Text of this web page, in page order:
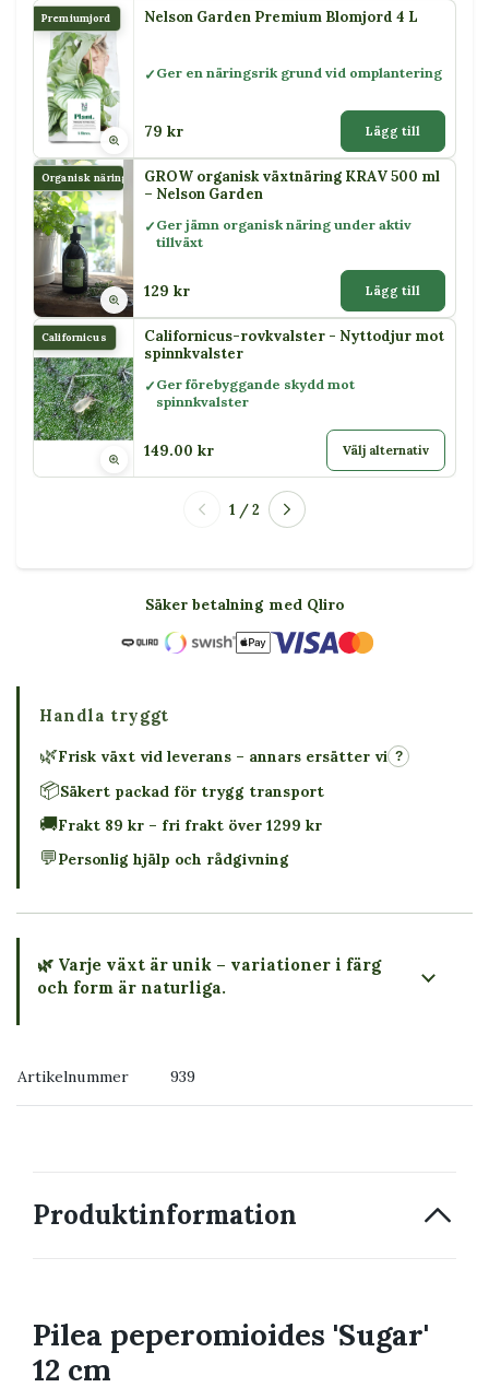
Premiumjord Nelson Garden Premium Blomjord 4 L
Ger en näringsrik grund vid omplantering
79 kr Lägg till
Organisk näring
GROW organisk växtnäring KRAV 500 ml
– Nelson Garden
Ger jämn organisk näring under aktiv
tillväxt
129 kr Lägg till
Californicus
Californicus-rovkvalster - Nyttodjur mot
spinnkvalster
Ger förebyggande skydd mot
spinnkvalster
149.00 kr Välj alternativ
1 / 2
Säker betalning med Qliro
Handla tryggt
🌿Frisk växt vid leverans – annars ersätter vi ?
📦Säkert packad för trygg transport
🚚Frakt 89 kr – fri frakt över 1299 kr
💬Personlig hjälp och rådgivning
🌿 Varje växt är unik – variationer i färg
och form är naturliga.
Artikelnummer 939
Produktinformation
Pilea peperomioides 'Sugar'
12 cm